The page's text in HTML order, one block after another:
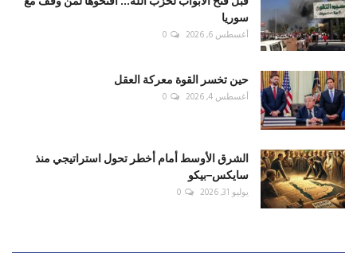
سوريا
أغسطس 6, 2026 0
حين تخسر القوة معركة العقل
أغسطس 4, 2026 0
الشرق الأوسط أمام أخطر تحول استراتيجي منذ
سايكس–بيكو
يوليو 31, 2026 0